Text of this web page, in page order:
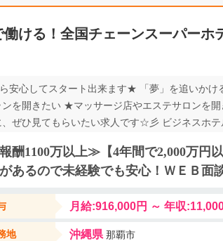
ける！全国チェーンスーパー
心してスタート出来ます★ 「夢」を追いかけ
を開きたい ★マッサージ店やエステサロンを
ぜひ見てもらいたい求人です☆彡 ビジネスホ
ら＞ ホテルの支配人を経験後、現在は採用担
、館内管理、売上管理、従業員コミュニケー
く、様々な付加価値をお客様に提案する事で
トする体制が整っているのも弊社の強みです
酬1100万以上≫【4年間で2,000万円
あるので未経験でも安心！ＷＥＢ面
月給:916,000円 ～ 年
地 沖縄県那覇市